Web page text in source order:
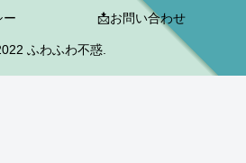
ー
📩お問い合わせ
ふわふわ不惑.